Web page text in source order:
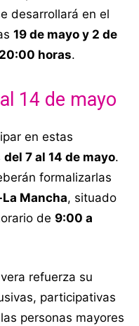
desarrollará en el
19 de mayo y 2 de
horas.
14 de mayo
en estas
del 7 al 14 de mayo.
formalizarlas
Mancha, situado
de 9:00 a
refuerza su
participativas
personas mayores